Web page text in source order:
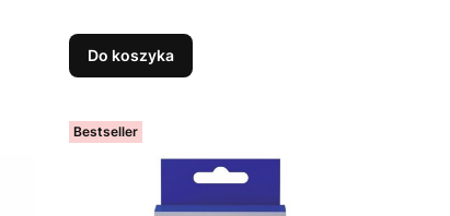
Do koszyka
Bestseller